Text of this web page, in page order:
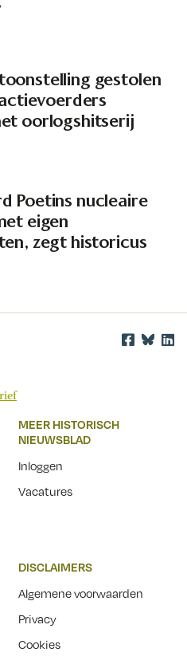
gestolen
oorlogshitserij
Poetins nucleaire
eigen
zegt historicus
MEER HISTORISCH
NIEUWSBLAD
Inloggen
Vacatures
DISCLAIMERS
Algemene voorwaarden
Privacy
Cookies